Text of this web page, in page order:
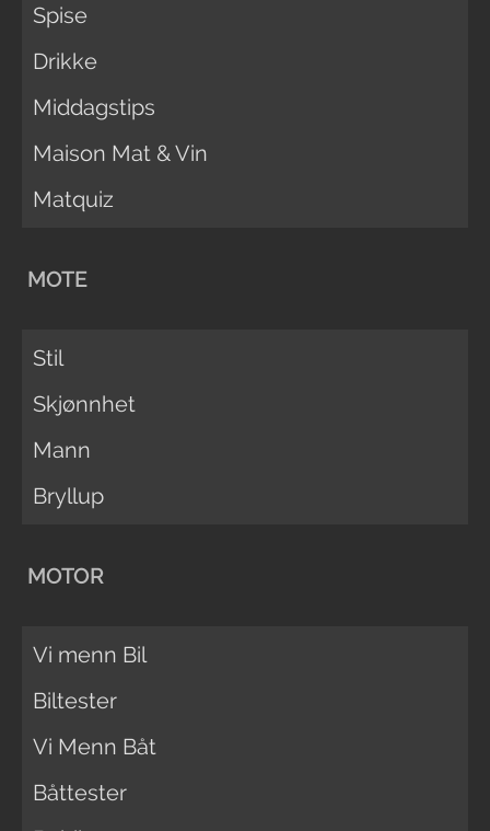
Spise
Drikke
Middagstips
Maison Mat & Vin
Matquiz
MOTE
Stil
Skjønnhet
Mann
Bryllup
MOTOR
Vi menn Bil
Biltester
Vi Menn Båt
Båttester